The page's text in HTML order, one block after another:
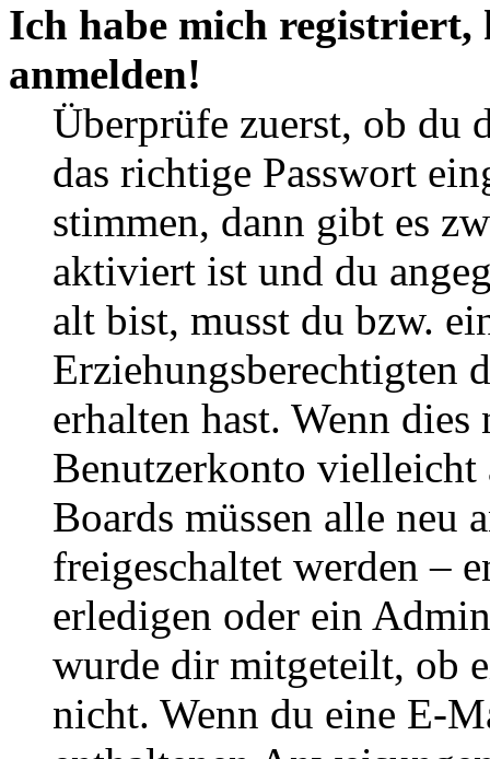
Ich habe mich
anmelden!
Überprüfe zuerst, ob du
das richtige Passwort
stimmen, dann gibt es
aktiviert ist und du
alt bist, musst du bzw.
Erziehungsberechtigten
erhalten hast. Wenn
Benutzerkonto
Boards müssen alle neu
freigeschaltet werden –
erledigen oder ein
wurde dir mitgeteilt, ob
nicht. Wenn du eine E-